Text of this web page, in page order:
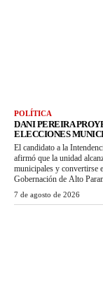
POLÍTICA
DANI PEREIRA
ELECCIONES
El candidato a la
afirmó que la unidad
municipales y convertirse
Gobernación de Alto
7 de agosto de 2026